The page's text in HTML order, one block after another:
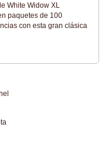
White Widow XL
paquetes de 100
con esta gran clásica